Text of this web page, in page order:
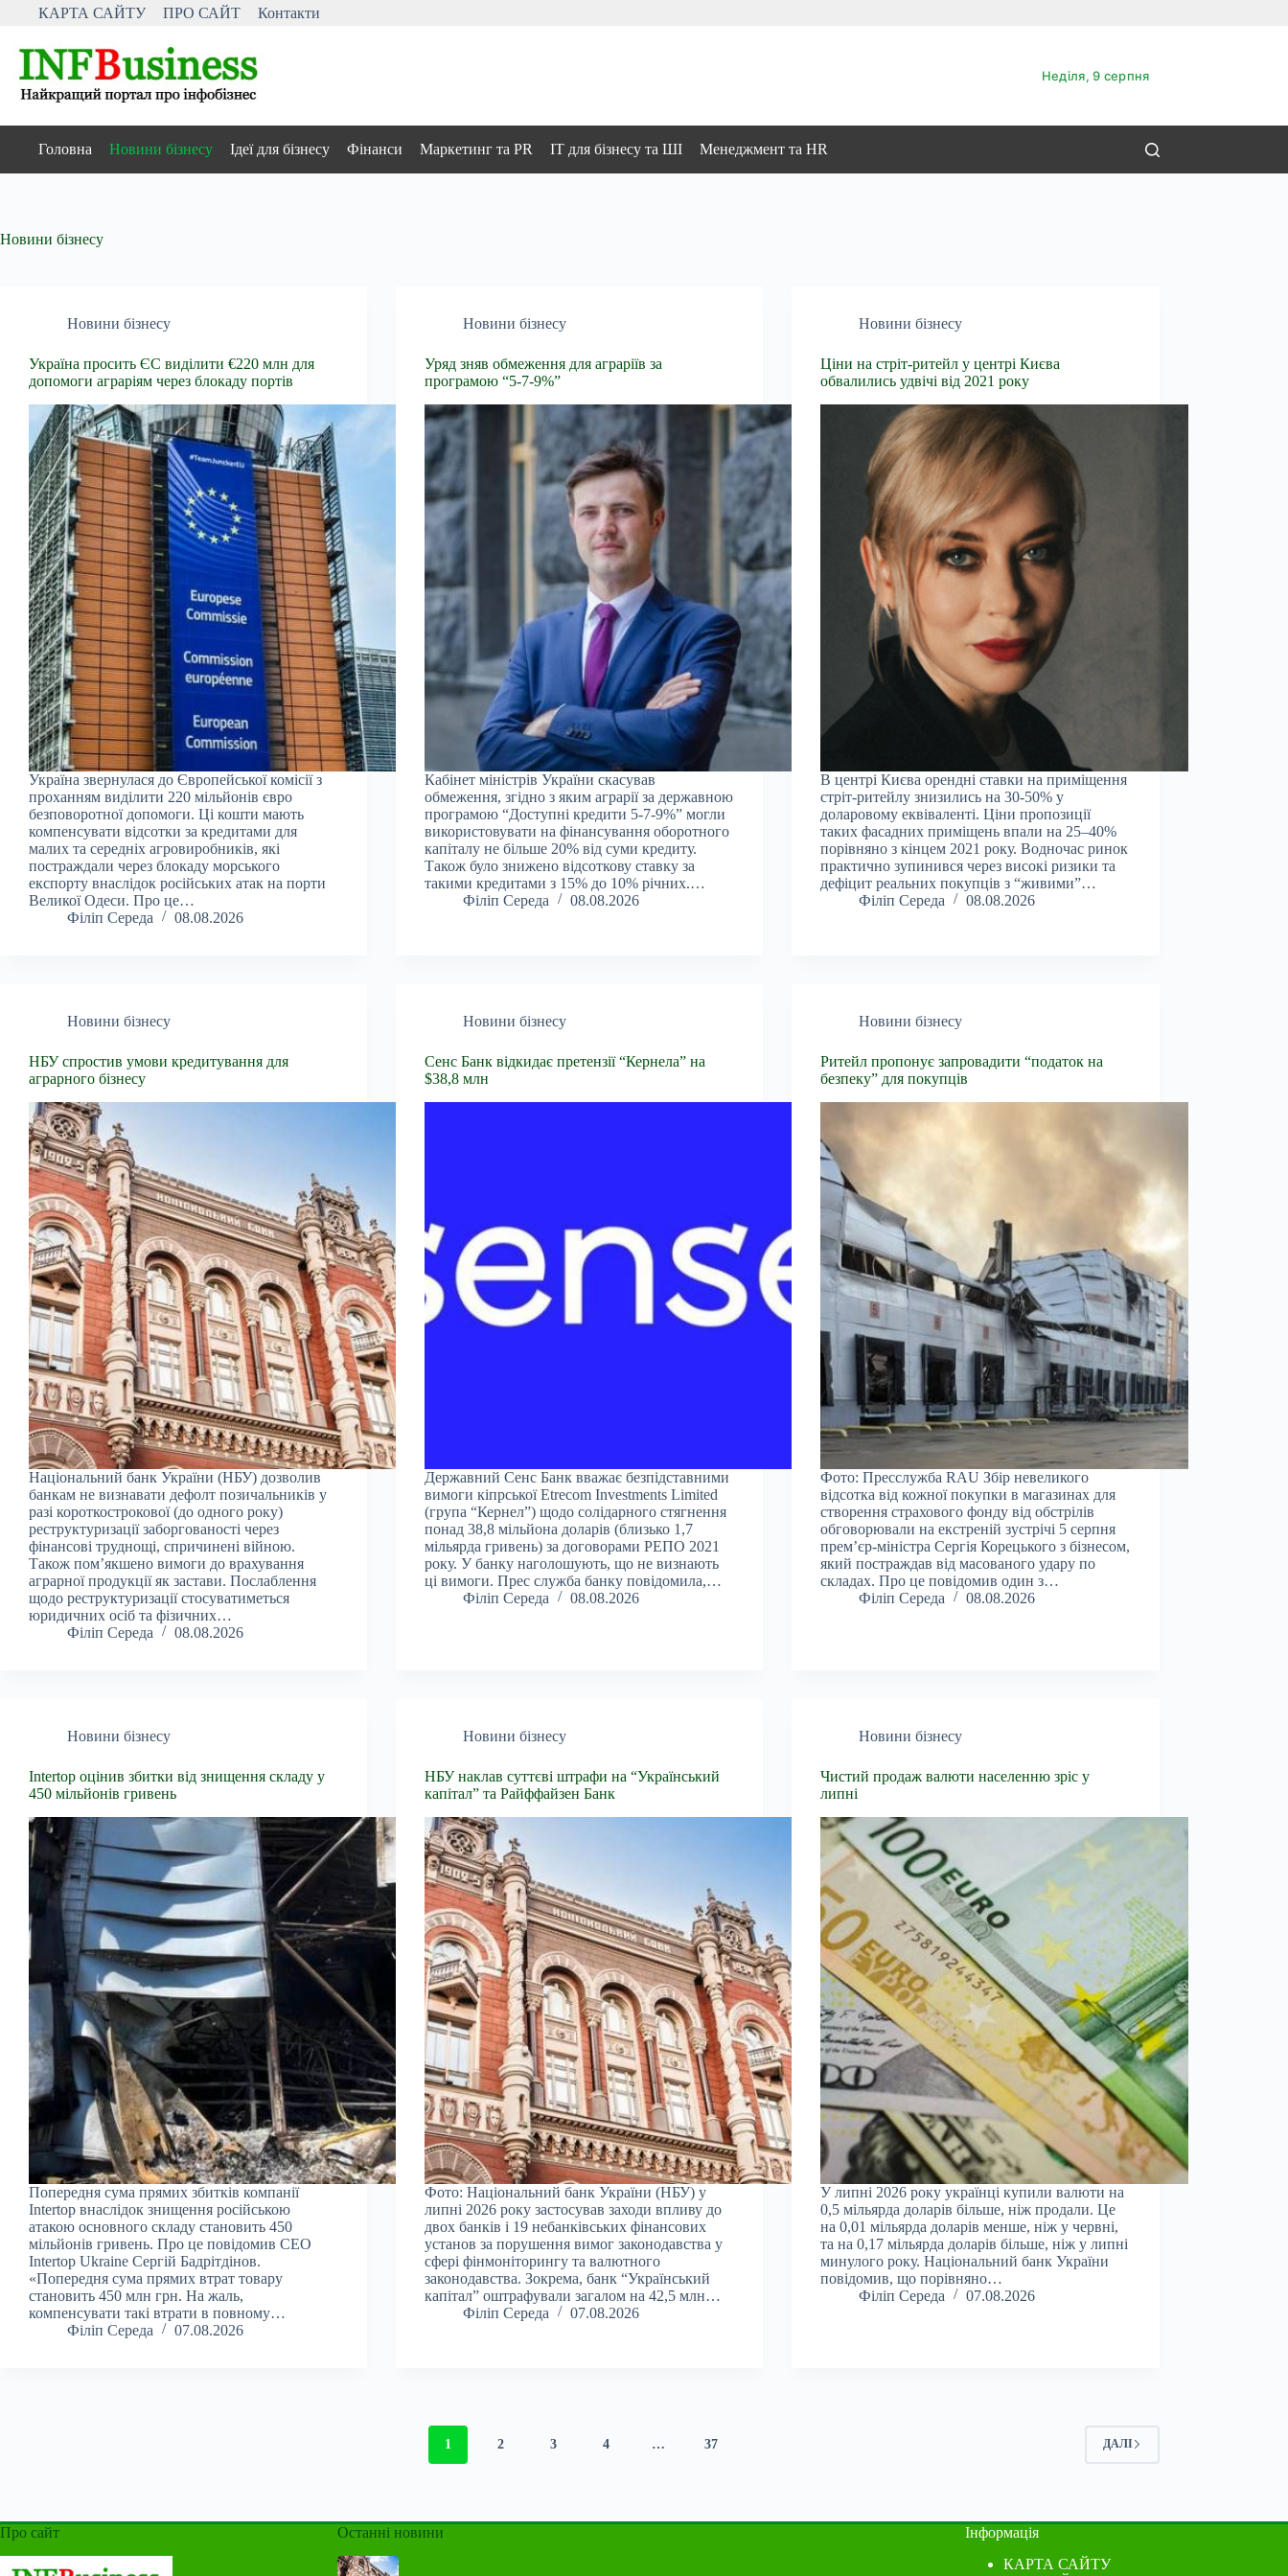
ПерейтиКАРТА САЙТУ ПРО САЙТ Контакти
Неділя, 9 серпня
Головна Новини бізнесу Ідеї для бізнесу Фінанси Маркетинг та PR IT для бізнесу та ШІ Менеджмент та HR
Новини бізнесу
Новини бізнесу
Україна просить ЄС виділити €220 млн для
допомоги аграріям через блокаду портів
Україна звернулася до Європейської комісії з
проханням виділити 220 мільйонів євро
безповоротної допомоги. Ці кошти мають
компенсувати відсотки за кредитами для
малих та середніх агровиробників, які
постраждали через блокаду морського
експорту внаслідок російських атак на порти
Великої Одеси. Про це…
Філіп Середа
08.08.2026
Новини бізнесу
Уряд зняв обмеження для аграріїв за
програмою “5-7-9%”
Кабінет міністрів України скасував
обмеження, згідно з яким аграрії за державною
програмою “Доступні кредити 5-7-9%” могли
використовувати на фінансування оборотного
капіталу не більше 20% від суми кредиту.
Також було знижено відсоткову ставку за
такими кредитами з 15% до 10% річних.…
Філіп Середа
08.08.2026
Новини бізнесу
Ціни на стріт-ритейл у центрі Києва
обвалились удвічі від 2021 року
В центрі Києва орендні ставки на приміщення
стріт-ритейлу знизились на 30-50% у
доларовому еквіваленті. Ціни пропозиції
таких фасадних приміщень впали на 25–40%
порівняно з кінцем 2021 року. Водночас ринок
практично зупинився через високі ризики та
дефіцит реальних покупців з “живими”…
Філіп Середа
08.08.2026
Новини бізнесу
НБУ спростив умови кредитування для
аграрного бізнесу
Національний банк України (НБУ) дозволив
банкам не визнавати дефолт позичальників у
разі короткострокової (до одного року)
реструктуризації заборгованості через
фінансові труднощі, спричинені війною.
Також пом’якшено вимоги до врахування
аграрної продукції як застави. Послаблення
щодо реструктуризації стосуватиметься
юридичних осіб та фізичних…
Філіп Середа
08.08.2026
Новини бізнесу
Сенс Банк відкидає претензії “Кернела” на
$38,8 млн
Державний Сенс Банк вважає безпідставними
вимоги кіпрської Etrecom Investments Limited
(група “Кернел”) щодо солідарного стягнення
понад 38,8 мільйона доларів (близько 1,7
мільярда гривень) за договорами РЕПО 2021
року. У банку наголошують, що не визнають
ці вимоги. Прес служба банку повідомила,…
Філіп Середа
08.08.2026
Новини бізнесу
Ритейл пропонує запровадити “податок на
безпеку” для покупців
Фото: Пресслужба RAU Збір невеликого
відсотка від кожної покупки в магазинах для
створення страхового фонду від обстрілів
обговорювали на екстреній зустрічі 5 серпня
прем’єр-міністра Сергія Корецького з бізнесом,
який постраждав від масованого удару по
складах. Про це повідомив один з…
Філіп Середа
08.08.2026
Новини бізнесу
Intertop оцінив збитки від знищення складу у
450 мільйонів гривень
Попередня сума прямих збитків компанії
Intertop внаслідок знищення російською
атакою основного складу становить 450
мільйонів гривень. Про це повідомив CEO
Intertop Ukraine Сергій Бадрітдінов.
«Попередня сума прямих втрат товару
становить 450 млн грн. На жаль,
компенсувати такі втрати в повному…
Філіп Середа
07.08.2026
Новини бізнесу
НБУ наклав суттєві штрафи на “Український
капітал” та Райффайзен Банк
Фото: Національний банк України (НБУ) у
липні 2026 року застосував заходи впливу до
двох банків і 19 небанківських фінансових
установ за порушення вимог законодавства у
сфері фінмоніторингу та валютного
законодавства. Зокрема, банк “Український
капітал” оштрафували загалом на 42,5 млн…
Філіп Середа
07.08.2026
Новини бізнесу
Чистий продаж валюти населенню зріс у
липні
У липні 2026 року українці купили валюти на
0,5 мільярда доларів більше, ніж продали. Це
на 0,01 мільярда доларів менше, ніж у червні,
та на 0,17 мільярда доларів більше, ніж у липні
минулого року. Національний банк України
повідомив, що порівняно…
Філіп Середа
07.08.2026
1 2 3 4 … 37 ДАЛІ
Про сайт Останні новини
Інформація
КАРТА САЙТУ